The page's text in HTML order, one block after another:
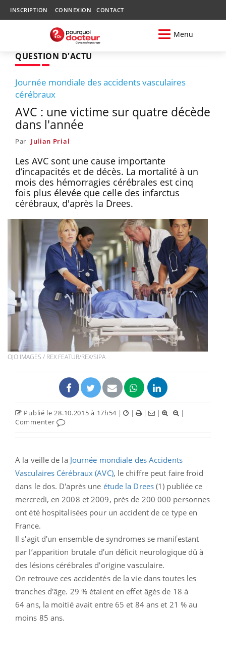
INSCRIPTION CONNEXION CONTACT
Menu
QUESTION D'ACTU
Journée mondiale des accidents vasculaires
cérébraux
AVC : une victime sur quatre décède
dans l'année
Par Julian Prial
Les AVC sont une cause importante
d’incapacités et de décès. La mortalité à un
mois des hémorragies cérébrales est cinq
fois plus élevée que celle des infarctus
cérébraux, d'après la Drees.
OJO IMAGES / REX FEATUR/REX/SIPA
Publié le 28.10.2015 à 17h54 | | | |
|
Commenter
A la veille de la Journée mondiale des Accidents
Vasculaires Cérébraux (AVC), le chiffre peut faire froid
dans le dos. D'après une étude la Drees(1) publiée ce
mercredi, en 2008 et 2009, près de 200 000 personnes
ont été hospitalisées pour un accident de ce type en
France.
Il s'agit d'un ensemble de syndromes se manifestant
par l’apparition brutale d’un déficit neurologique dû à
des lésions cérébrales d’origine vasculaire.
On retrouve ces accidentés de la vie dans toutes les
tranches d'âge. 29 % étaient en effet âgés de 18 à
64 ans, la moitié avait entre 65 et 84 ans et 21 % au
moins 85 ans.